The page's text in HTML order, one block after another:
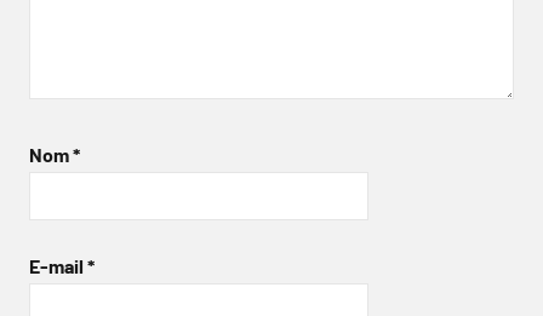
Nom*
E-mail *